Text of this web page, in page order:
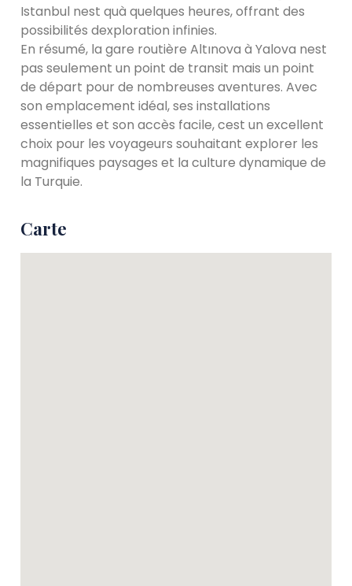
Istanbul nest quà quelques heures, offrant des
possibilités dexploration infinies.
En résumé, la gare routière Altınova à Yalova nest
pas seulement un point de transit mais un point
de départ pour de nombreuses aventures. Avec
son emplacement idéal, ses installations
essentielles et son accès facile, cest un excellent
choix pour les voyageurs souhaitant explorer les
magnifiques paysages et la culture dynamique de
la Turquie.
Carte